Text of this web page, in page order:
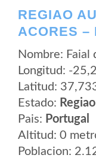
REGIAO
ACORES –
Nombre: Faial
Longitud: -25,2
Latitud:
Estado:
Pais: Portugal
Altitud: 0
Poblacion: